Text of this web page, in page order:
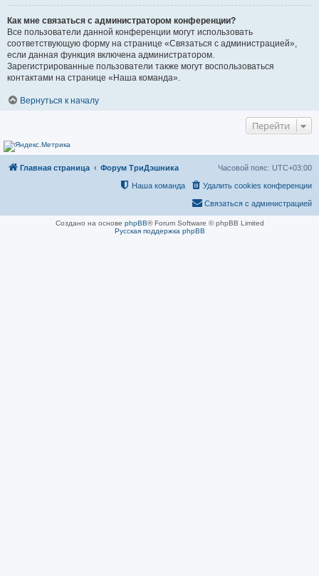
Как мне связаться с администратором конференции?
Все пользователи данной конференции могут использовать
соответствующую форму на странице «Связаться с администрацией»,
если данная функция включена администратором.
Зарегистрированные пользователи также могут воспользоваться
контактами на странице «Наша команда».
Вернуться к началу
Перейти
Главная страница Форум ТриДэшника Часовой пояс: UTC+03:00
Удалить cookies конференции
Наша команда
Связаться с администрацией
Создано на основе phpBB® Forum Software © phpBB Limited
Русская поддержка phpBB